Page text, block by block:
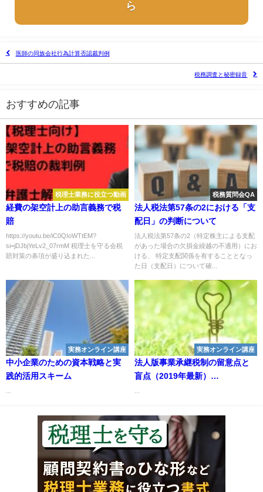
ら
医師の同族会社行為計算否認裁判例
税務調査と秘密録音
おすすめの記事
税理士業務に役立つ動画
経費の架空計上の助言義務で税
賠
https://youtu.be/iC0QIoWTtEM?
si=jDJbjYeLv2_07rmM 税理士を守る会税
賠対策の条項が盛り込まれた...
税務質問会QA
法人税法第57条の2における「支
配日」の判断について
法人税法第57条の2（特定株主による支配
があった場合の欠損金繰越の不適用）にお
ける、 特定支配関係を有することとなっ
た日（支配日）について確...
実務オンライン講座
中小企業のための資本戦略と実
践的活用スキーム
実務オンライン講座
法人版事業承継税制の留意点と
盲点（2019年最新）